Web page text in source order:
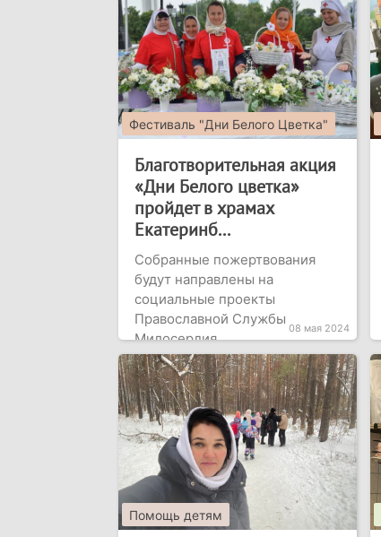
Фестиваль "Дни Белого Цветка"
Благотворительная акция
«Дни Белого цветка»
пройдет в храмах
Екатеринб...
Собранные пожертвования
будут направлены на
социальные проекты
Православной Службы
Милосердия
08 мая 2024
Помощь детям